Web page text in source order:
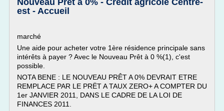
Nouveau Prêt à 0% - Crédit agricole Centre-
est - Accueil
marché
Une aide pour acheter votre 1ère résidence principale sans
intérêts à payer ? Avec le Nouveau Prêt à 0 %(1), c'est
possible.
NOTA BENE : LE NOUVEAU PRÊT A 0% DEVRAIT ETRE
REMPLACE PAR LE PRËT A TAUX ZERO+ A COMPTER DU
1er JANVIER 2011, DANS LE CADRE DE LA LOI DE
FINANCES 2011.